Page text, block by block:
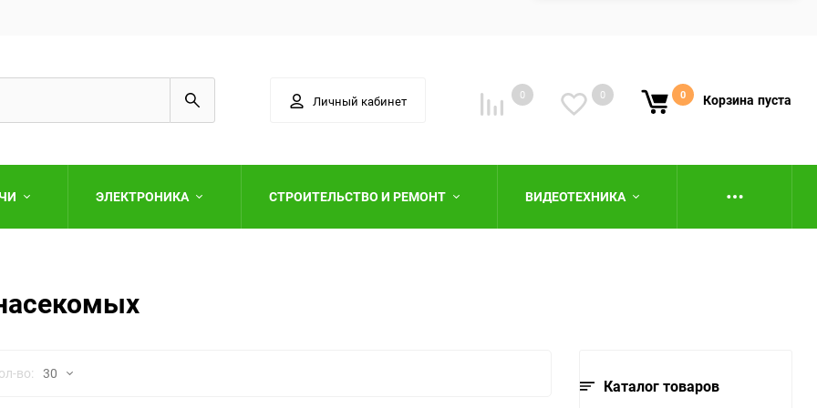
Личный кабинет 0 0 0 Корзина пуста
ЭЛЕКТРОНИКА СТРОИТЕЛЬСТВО И РЕМОНТ ВИДЕОТЕХНИКА
во: 30
Каталог товаров